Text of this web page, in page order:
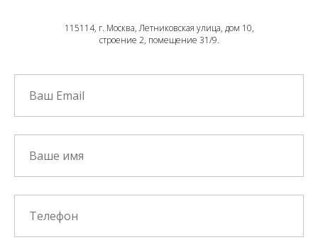
115114, г. Москва, Летниковская улица, дом 10,
строение 2, помещение 31/9.